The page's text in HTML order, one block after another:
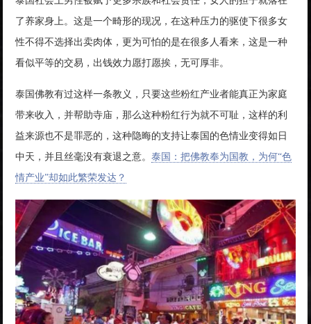
了养家身上。这是一个畸形的现况，在这种压力的驱使下很多女
性不得不选择出卖肉体，更为可怕的是在很多人看来，这是一种
看似平等的交易，出钱效力愿打愿挨，无可厚非。
泰国佛教有过这样一条教义，只要这些粉红产业者能真正为家庭
带来收入，并帮助寺庙，那么这种粉红行为就不可耻，这样的利
益来源也不是罪恶的，这种隐晦的支持让泰国的色情业变得如日
中天，并且丝毫没有衰退之意。泰国：把佛教奉为国教，为何“色
情产业”却如此繁荣发达？